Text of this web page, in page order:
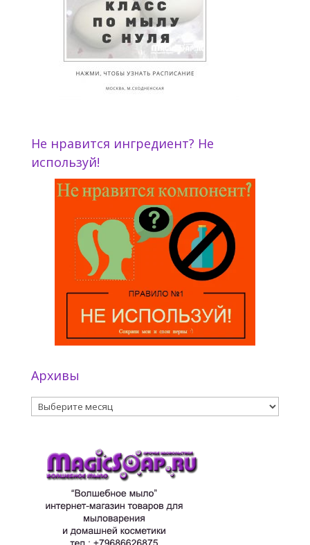
Не нравится ингредиент? Не
используй!
Архивы
Архивы